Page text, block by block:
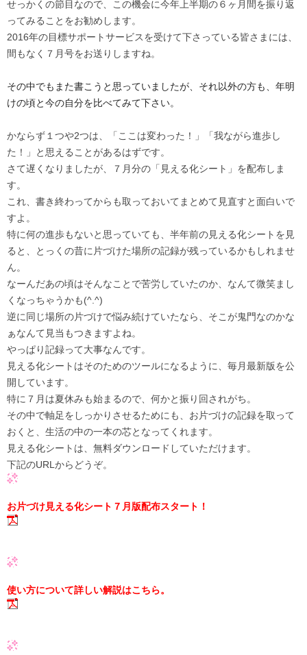
せっかくの節目なので、この機会に今年上半期の６ヶ月間を振り返
ってみることをお勧めします。
2016年の目標サポートサービスを受けて下さっている皆さまには、
間もなく７月号をお送りしますね。
その中でもまた書こうと思っていましたが、それ以外の方も、年明
けの頃と今の自分を比べてみて下さい。
かならず１つや2つは、「ここは変わった！」「我ながら進歩し
た！」と思えることがあるはずです。
さて遅くなりましたが、７月分の「見える化シート」を配布しま
す。
これ、書き終わってからも取っておいてまとめて見直すと面白いで
すよ。
特に何の進歩もないと思っていても、半年前の見える化シートを見
ると、とっくの昔に片づけた場所の記録が残っているかもしれませ
ん。
なーんだあの頃はそんなことで苦労していたのか、なんて微笑まし
くなっちゃうかも(^.^)
逆に同じ場所の片づけで悩み続けていたなら、そこが鬼門なのかな
ぁなんて見当もつきますよね。
やっぱり記録って大事なんです。
見える化シートはそのためのツールになるように、毎月最新版を公
開しています。
特に７月は夏休みも始まるので、何かと振り回されがち。
その中で軸足をしっかりさせるためにも、お片づけの記録を取って
おくと、生活の中の一本の芯となってくれます。
見える化シートは、無料ダウンロードしていただけます。
下記のURLからどうぞ。
お片づけ見える化シート７月版配布スタート！
使い方について詳しい解説はこちら。